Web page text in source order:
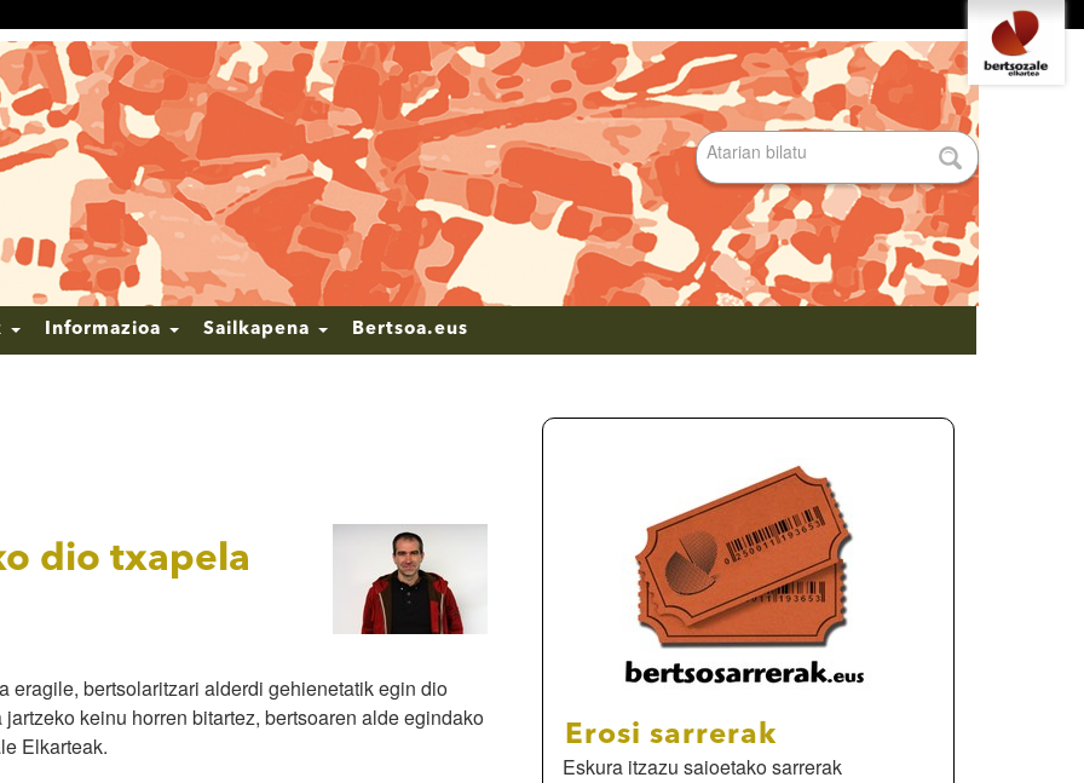
Tresna
pertsonalak
Bilatu atarian
Bilaketa
aurreratua…
Informazioa Sailkapena Bertsoa.eus
dio txapela
eragile, bertsolaritzari alderdi gehienetatik egin dio
keinu horren bitartez, bertsoaren alde egindako
Elkarteak.
Erosi sarrerak
Eskura itzazu saioetako sarrerak